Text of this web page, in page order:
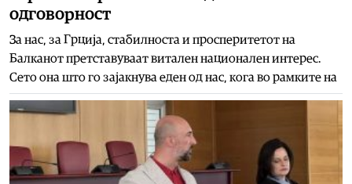
одговорност
За нас, за Грција, стабилноста и просперитетот на
Балканот претставуваат витален национален интерес.
Сето она што го зајакнува еден од нас, кога во рамките на